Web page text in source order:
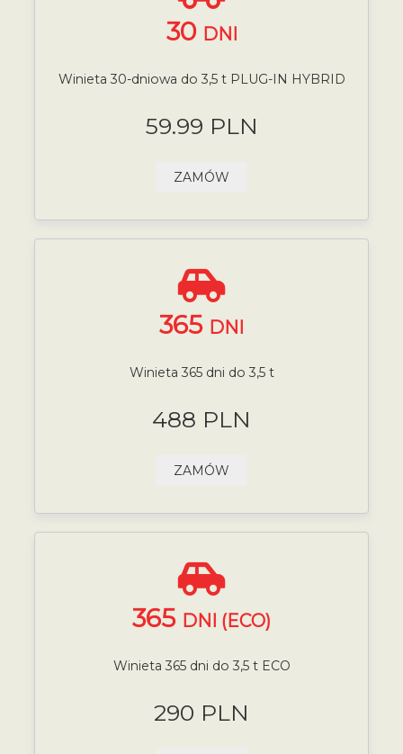
30 DNI
Winieta 30-dniowa do 3,5 t PLUG-IN HYBRID
59.99 PLN
ZAMÓW
365 DNI
Winieta 365 dni do 3,5 t
488 PLN
ZAMÓW
365 DNI (ECO)
Winieta 365 dni do 3,5 t ECO
290 PLN